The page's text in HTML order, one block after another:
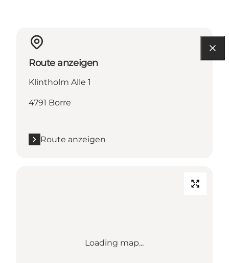
Route anzeigen
Klintholm Alle 1
4791 Borre
Route anzeigen
Loading map...